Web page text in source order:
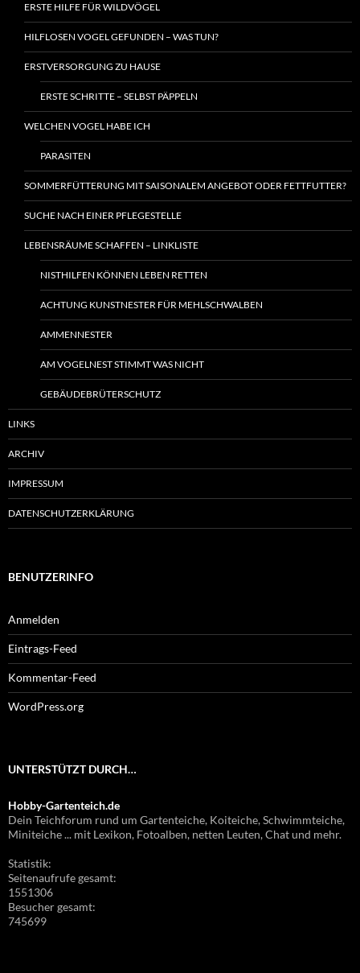
ERSTE HILFE FÜR WILDVÖGEL
HILFLOSEN VOGEL GEFUNDEN – WAS TUN?
ERSTVERSORGUNG ZU HAUSE
ERSTE SCHRITTE – SELBST PÄPPELN
WELCHEN VOGEL HABE ICH
PARASITEN
SOMMERFÜTTERUNG MIT SAISONALEM ANGEBOT ODER FETTFUTTER?
SUCHE NACH EINER PFLEGESTELLE
LEBENSRÄUME SCHAFFEN – LINKLISTE
NISTHILFEN KÖNNEN LEBEN RETTEN
ACHTUNG KUNSTNESTER FÜR MEHLSCHWALBEN
AMMENNESTER
AM VOGELNEST STIMMT WAS NICHT
GEBÄUDEBRÜTERSCHUTZ
LINKS
ARCHIV
IMPRESSUM
DATENSCHUTZERKLÄRUNG
BENUTZERINFO
Anmelden
Eintrags-Feed
Kommentar-Feed
WordPress.org
UNTERSTÜTZT DURCH…
Hobby-Gartenteich.de
Dein Teichforum rund um Gartenteiche, Koiteiche, Schwimmteiche,
Miniteiche ... mit Lexikon, Fotoalben, netten Leuten, Chat und mehr.
Statistik:
Seitenaufrufe gesamt:
1551306
Besucher gesamt:
745699